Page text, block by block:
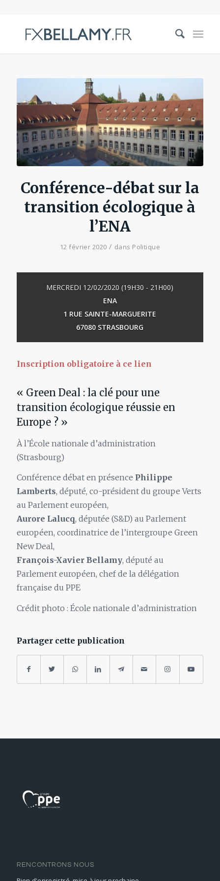
Conférence-débat sur la
transition écologique à
l’ENA
12 février 2020 / dans Politique
MERCREDI 12/02/2020 (19H30 - 21H00)
ENA
1 RUE SAINTE-MARGUERITE
67080 STRASBOURG
Inscription obligatoire à ce lien
« Green Deal : la clé pour une
transition écologique réussie en
Europe ? »
À l’École nationale d’administration
(Strasbourg)
Conférence débat en présence Philippe
Lamberts, député, co-président du groupe Verts
au Parlement européen,
Aurore Lalucq, députée (S&D) au Parlement
européen, coordinatrice de l’intergroupe Green
New Deal,
François-Xavier Bellamy, député au
Parlement européen, chef de la délégation
française du PPE
Crédit photo : École nationale d’administration
Partager cette publication
RENCONTRONS NOUS